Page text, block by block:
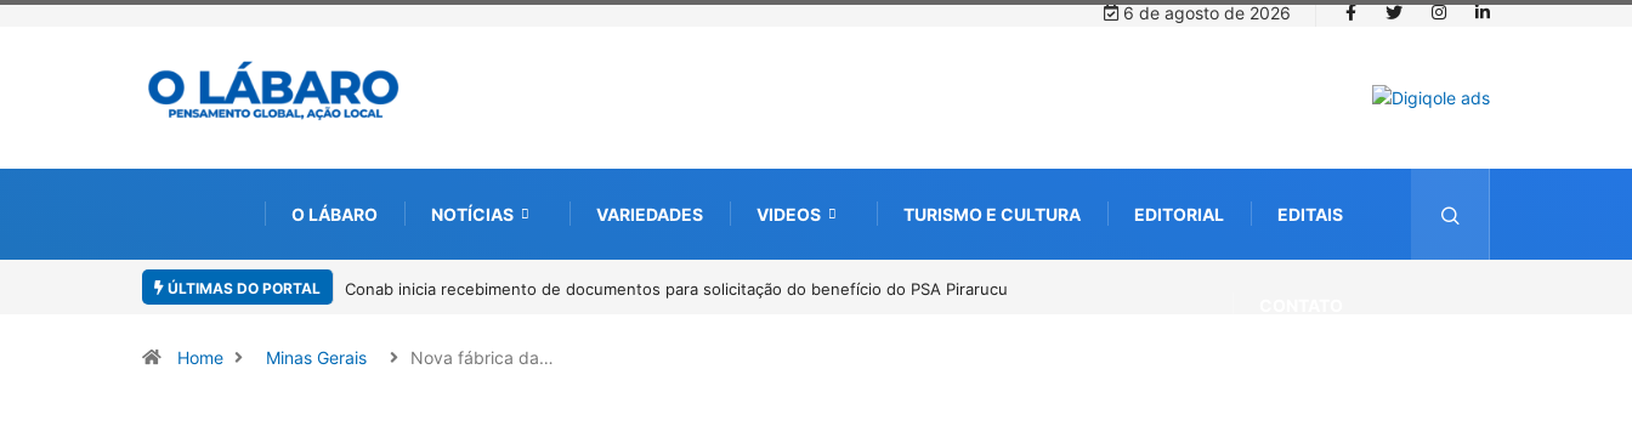
6 de agosto de 2026
O LÁBARO NOTÍCIAS VARIEDADES VIDEOS TURISMO E CULTURA EDITORIAL EDITAIS
ÚLTIMAS DO PORTAL Workshop internacional debate futuro da piscicultura com espécies nativas da Amazônia
Home Minas Gerais Nova fábrica da…